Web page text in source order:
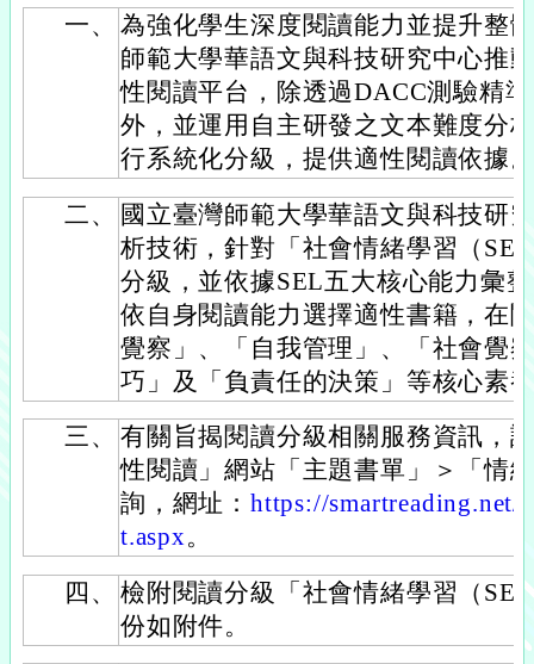
一、
為強化學生深度閱讀能力並提升整
師範大學華語文與科技研究中心推
性閱讀平台，除透過DACC測驗精
外，並運用自主研發之文本難度分
行系統化分級，提供適性閱讀依據
二、
國立臺灣師範大學華語文與科技研
析技術，針對「社會情緒學習（
分級，並依據SEL五大核心能力彙
依自身閱讀能力選擇適性書籍，在
覺察」、「自我管理」、「社會覺
巧」及「負責任的決策」等核心素
三、
有關旨揭閱讀分級相關服務資訊，
性閱讀」網站「主題書單」＞「情
詢，網址： https://smartreading.net/
t.aspx。
四、
檢附閱讀分級「社會情緒學習（
份如附件。